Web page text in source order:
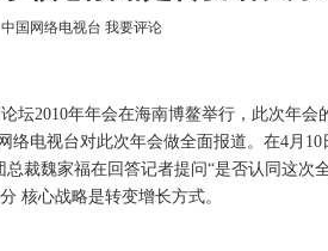
国网络电视台 我要评论
坛2010年年会在海南博鳌举行，此次年会
络电视台对此次年会做全面报道。在4月10
裁魏家福在回答记者提问“是否认同这次
核心战略是转变增长方式。